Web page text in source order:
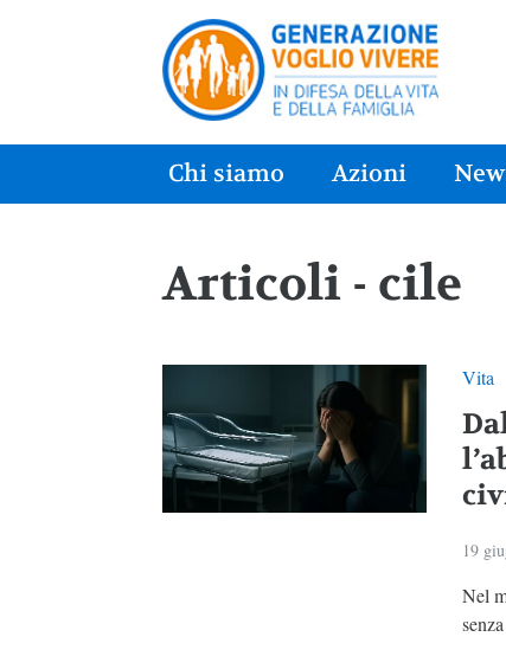
Chi siamo Azioni
Articoli - cile
Vita
19
Nel